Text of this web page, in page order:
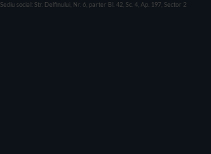
Sediu social: Str. Delfinului, Nr. 6, parter Bl. 42, Sc. 4, Ap. 197, Sector 2